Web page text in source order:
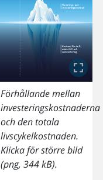
Förhållande mellan
investeringskostnaderna
och den totala
livscykelkostnaden.
Klicka för större bild
(png, 344 kB).